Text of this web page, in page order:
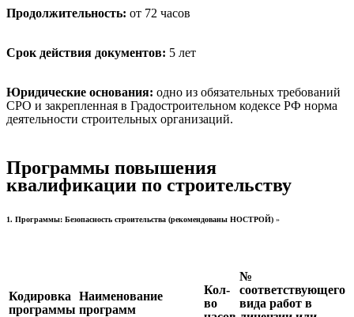
Продолжительность: от 72 часов
Срок действия документов: 5 лет
Юридические основания: одно из обязательных требований
СРО и закрепленная в Градостроительном кодексе РФ норма
деятельности строительных организаций.
Программы повышения
квалификации по строительству
1. Программы: Безопасность строительства (рекомендованы НОСТРОЙ) »
Кодировка
программы
Наименование
программ
Кол-
во
№
соответствующего
вида работ в